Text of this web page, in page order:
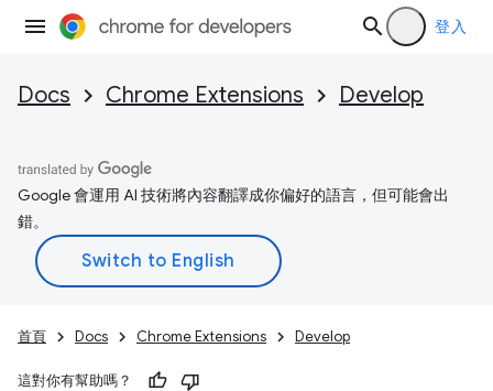
登入
Docs Chrome Extensions Develop
Google 會運用 AI 技術將內容翻譯成你偏好的語言，但可能會出
錯。
首頁 Docs Chrome Extensions Develop
這對你有幫助嗎？